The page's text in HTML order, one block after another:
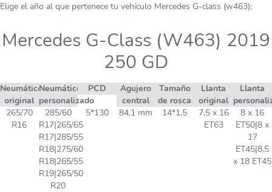
Elige el año al que pertenece tu vehículo Mercedes G-class (w463):
Mercedes G-Class (W463) 2019
250 GD
Neumático
original
Neumático
personalizado
PCD
Agujero
central
Tamaño
de rosca
Llanta
original
Llanta
265/70
R16
285/60
R17|265/65
R17|285/55
R18|275/60
R18|265/55
R19|265/50
R20
5*130 84,1 mm 14*1,5
7,5 x 16
ET63
8 x 16
ET50|8 x
17
ET45|8,5
x 18 ET45